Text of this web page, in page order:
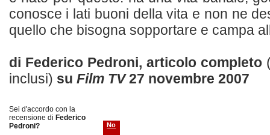
conosce i lati buoni della vita e non ne
quello che bisogna sopportare e campa
di Federico Pedroni, articolo completo
inclusi) su Film TV27 novembre 2007
Sei d'accordo con la
recensione di Federico
Pedroni?
No